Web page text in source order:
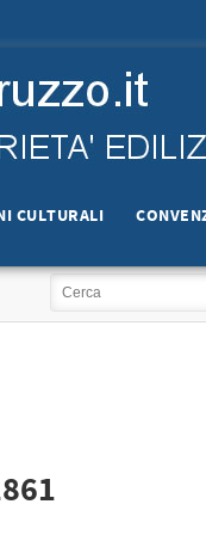
CULTURALI